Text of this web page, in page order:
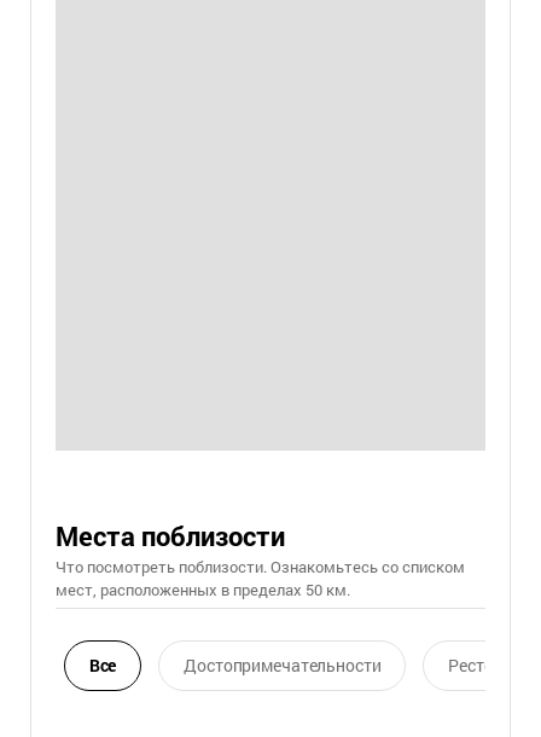
Места поблизости
Что посмотреть поблизости. Ознакомьтесь со списком
мест, расположенных в пределах 50 км.
Все Достопримечательности Ресторан